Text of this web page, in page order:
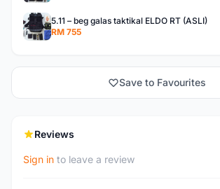
5.11 – beg galas taktikal ELDO RT (ASLI)
RM 755
Save to Favourites
Reviews
Sign in to leave a review